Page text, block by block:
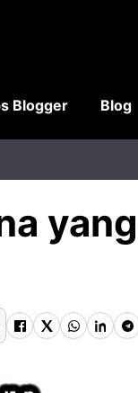
Blogger Blog
yang